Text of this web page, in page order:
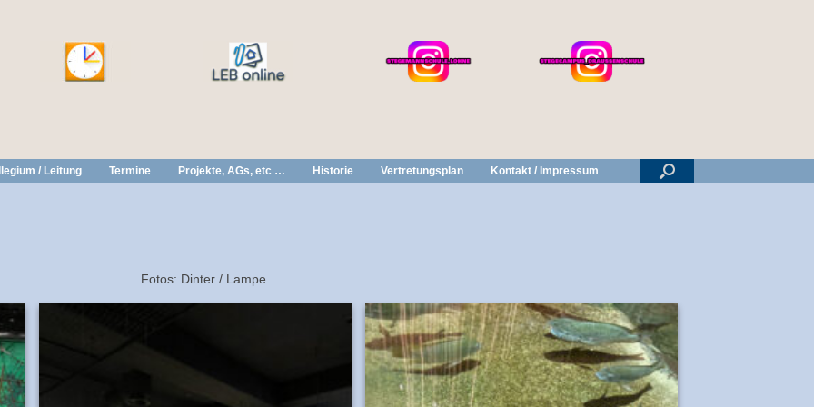
/ Leitung Termine Projekte, AGs, etc … Historie Vertretungsplan Kontakt / Impressum
Fotos: Dinter / Lampe